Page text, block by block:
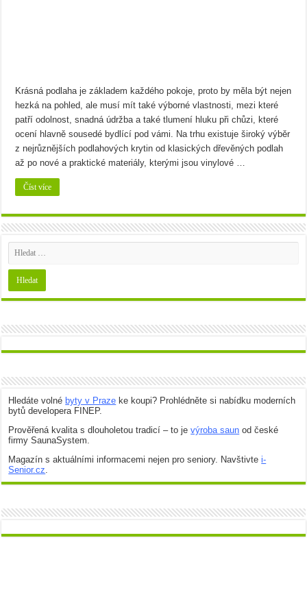
Krásná podlaha je základem každého pokoje, proto by měla být nejen
hezká na pohled, ale musí mít také výborné vlastnosti, mezi které
patří odolnost, snadná údržba a také tlumení hluku při chůzi, které
ocení hlavně sousedé bydlící pod vámi. Na trhu existuje široký výběr
z nejrůznějších podlahových krytin od klasických dřevěných podlah
až po nové a praktické materiály, kterými jsou vinylové …
Číst více
Hledáte volné byty v Praze ke koupi? Prohlédněte si nabídku moderních
bytů developera FINEP.
Prověřená kvalita s dlouholetou tradicí – to jevýroba saun od české
firmy SaunaSystem.
Magazín s aktuálními informacemi nejen pro seniory. Navštivtei-
Senior.cz.